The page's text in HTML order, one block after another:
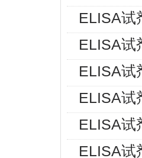
ELISA试
ELISA试
ELISA试
ELISA试
ELISA试
ELISA试